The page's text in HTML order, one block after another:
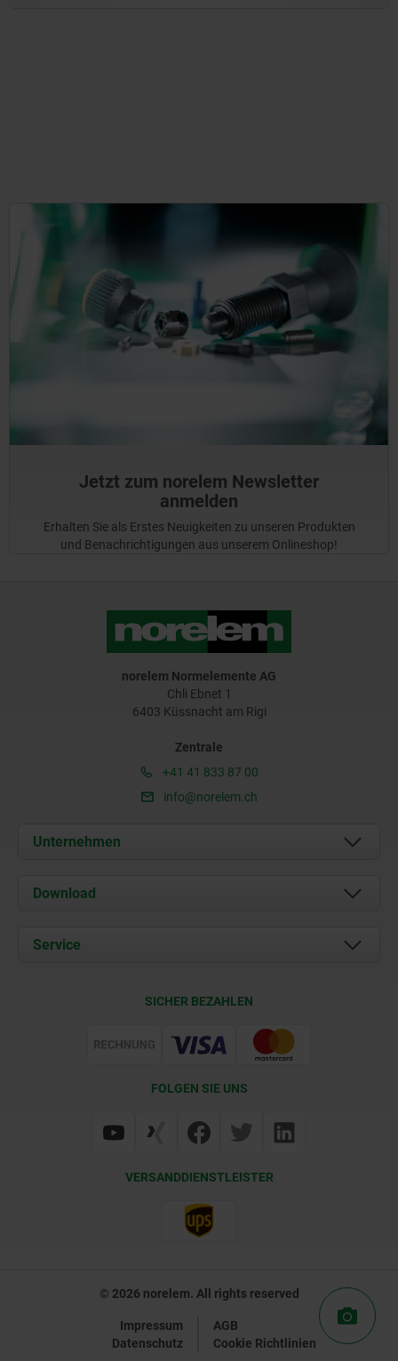
Jetzt zum norelem Newsletter
anmelden
Erhalten Sie als Erstes Neuigkeiten zu unseren Produkten
und Benachrichtigungen aus unserem Onlineshop!
norelem Normelemente AG
Chli Ebnet 1
6403 Küssnacht am Rigi
Zentrale
+41 41 833 87 00
info@norelem.ch
Unternehmen
Über uns
Kontakt
Download
Dokumente
Service
SICHER BEZAHLEN
FOLGEN SIE UNS
VERSANDDIENSTLEISTER
© 2026 norelem. All rights reserved
Impressum
AGB
Datenschutz
Cookie Richtlinien